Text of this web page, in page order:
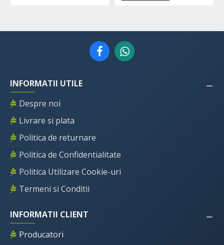
INFORMATII UTILE
Despre noi
Livrare si plata
Politica de returnare
Politica de Confidentialitate
Politica Utilizare Cookie-uri
Termeni si Conditii
INFORMATII CLIENT
Producatori